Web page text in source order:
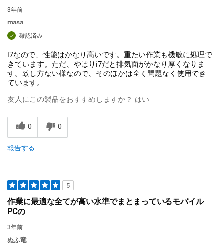
3年前
masa
確認済み
i7なので、性能はかなり高いです。重たい作業も機敏に処理で
きています。ただ、やはりi7だと排気面がかなり厚くなりま
す。致し方ない様なので、そのほかは全く問題なく使用でき
ています。
友人にこの製品をおすすめしますか？ はい
0 0
報告する
5
作業に最適な全てが高い水準でまとまっているモバイル
PCの
3年前
ぬふ竜